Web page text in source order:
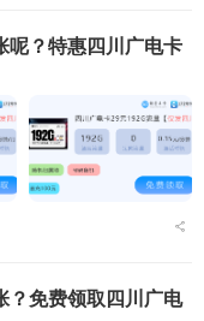
呢？特惠四川广电卡
？免费领取四川广电